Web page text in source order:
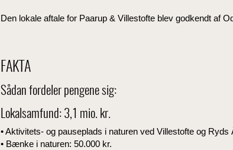
Den lokale aftale for Paarup & Villestofte blev godkendt af
FAKTA
Sådan fordeler pengene sig:
Lokalsamfund: 3,1 mio. kr.
•Aktivitets- og pauseplads i naturen ved Villestofte og Ryds
• Bænke i naturen: 50.000 kr.